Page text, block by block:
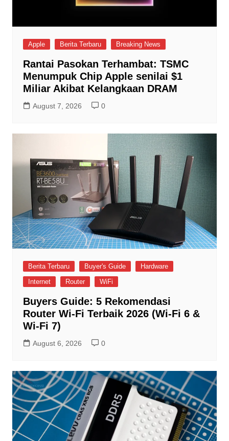
Apple Berita Terbaru Breaking News
Rantai Pasokan Terhambat: TSMC
Menumpuk Chip Apple senilai $1
Miliar Akibat Kelangkaan DRAM
August 7, 2026 0
Berita Terbaru Buyer's Guide
Hardware
Internet
Router WiFi
Buyers Guide: 5 Rekomendasi
Router Wi-Fi Terbaik 2026 (Wi-Fi 6 &
Wi-Fi 7)
August 6, 2026 0